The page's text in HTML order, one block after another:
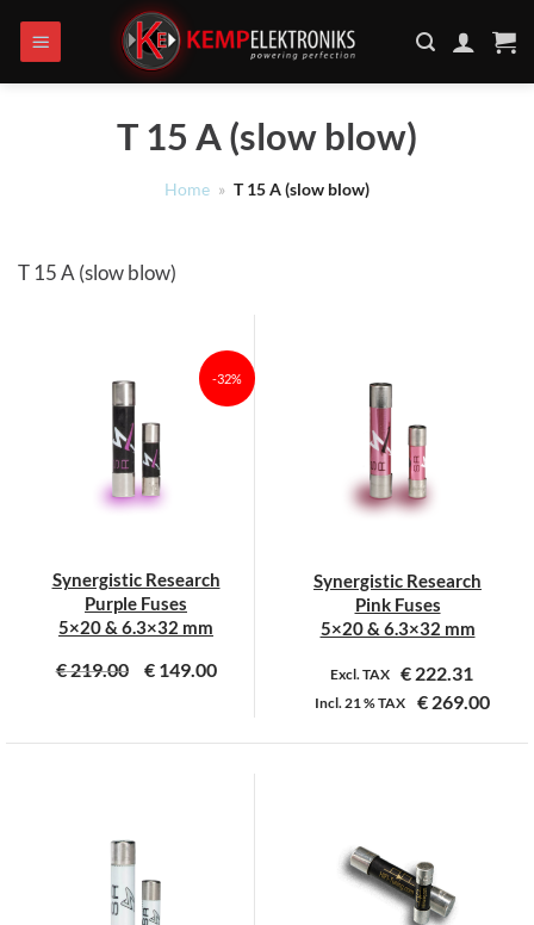
naar
inhoud
T 15 A (slow blow)
Home » T 15 A (slow blow)
T 15 A (slow blow)
-32%
Synergistic Research
Purple Fuses
5×20 & 6.3×32 mm
€219.00 €149.00
Dit
Deze
optie
Synergistic Research
Pink Fuses
5×20 & 6.3×32 mm
Excl. TAX € 222.31
Incl.21 %TAX €269.00
Dit
variaties.
Deze
optie